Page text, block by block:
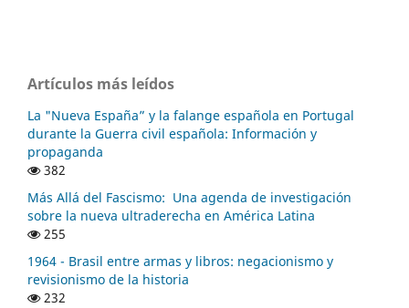
Artículos más leídos
La "Nueva España” y la falange española en Portugal
durante la Guerra civil española: Información y
propaganda
382
Más Allá del Fascismo: Una agenda de investigación
sobre la nueva ultraderecha en América Latina
255
1964 - Brasil entre armas y libros: negacionismo y
revisionismo de la historia
232